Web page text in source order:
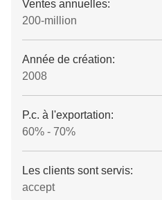
Ventes annuelles:
200-million
Année de création:
2008
P.c. à l'exportation:
60% - 70%
Les clients sont servis:
accept